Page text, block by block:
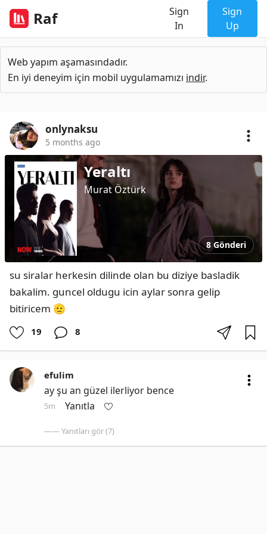
Raf
Sign
In
Sign
Up
Web yapım aşamasındadır.
En iyi deneyim için mobil uygulamamızı indir.
onlynaksu
5 months ago
Yeraltı
Murat Öztürk
8 Gönderi
su siralar herkesin dilinde olan bu diziye basladik
bakalim. guncel oldugu icin aylar sonra gelip
bitiricem 🫡
19 8
efulim
ay şu an güzel ilerliyor bence
5m Yanıtla
—— Yanıtları gör (7)